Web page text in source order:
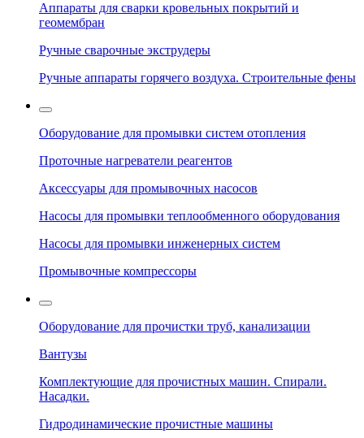
Аппараты для сварки кровельных покрытий и
геомембран
Ручные сварочные экструдеры
Ручные аппараты горячего воздуха. Строительные фены
Оборудование для промывки систем отопления
Проточные нагреватели реагентов
Аксессуары для промывочных насосов
Насосы для промывки теплообменного оборудования
Насосы для промывки инженерных систем
Промывочные компрессоры
Оборудование для прочистки труб, канализации
Вантузы
Комплектующие для прочистных машин. Спирали.
Насадки.
Гидродинамические прочистные машины